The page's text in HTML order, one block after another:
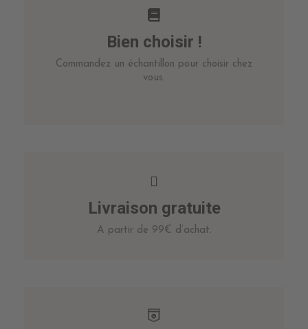
Bien choisir !
Commandez un échantillon pour choisir chez
vous.
Livraison gratuite
A partir de 99€ d’achat.